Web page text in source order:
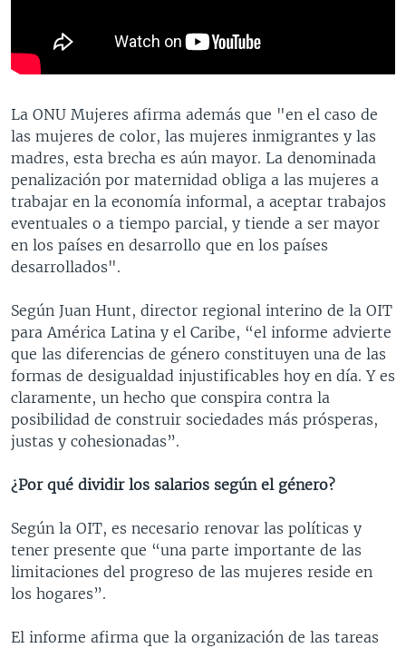
La ONU Mujeres afirma además que "en el caso de
las mujeres de color, las mujeres inmigrantes y las
madres, esta brecha es aún mayor. La denominada
penalización por maternidad obliga a las mujeres a
trabajar en la economía informal, a aceptar trabajos
eventuales o a tiempo parcial, y tiende a ser mayor
en los países en desarrollo que en los países
desarrollados".
Según Juan Hunt, director regional interino de la OIT
para América Latina y el Caribe, “el informe advierte
que las diferencias de género constituyen una de las
formas de desigualdad injustificables hoy en día. Y es
claramente, un hecho que conspira contra la
posibilidad de construir sociedades más prósperas,
justas y cohesionadas”.
¿Por qué dividir los salarios según el género?
Según la OIT, es necesario renovar las políticas y
tener presente que “una parte importante de las
limitaciones del progreso de las mujeres reside en
los hogares”.
El informe afirma que la organización de las tareas